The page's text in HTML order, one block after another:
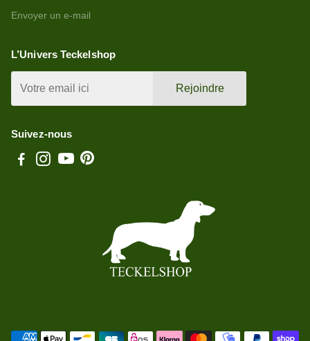
Envoyer un e-mail
L’Univers Teckelshop
Rejoindre
Suivez-nous